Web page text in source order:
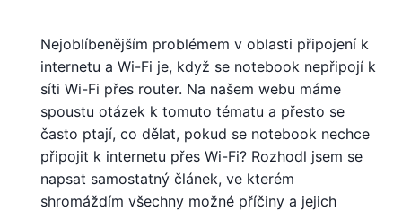
Nejoblíbenějším problémem v oblasti připojení k
internetu a Wi-Fi je, když se notebook nepřipojí k
síti Wi-Fi přes router. Na našem webu máme
spoustu otázek k tomuto tématu a přesto se
často ptají, co dělat, pokud se notebook nechce
připojit k internetu přes Wi-Fi? Rozhodl jsem se
napsat samostatný článek, ve kterém
shromáždím všechny možné příčiny a jejich